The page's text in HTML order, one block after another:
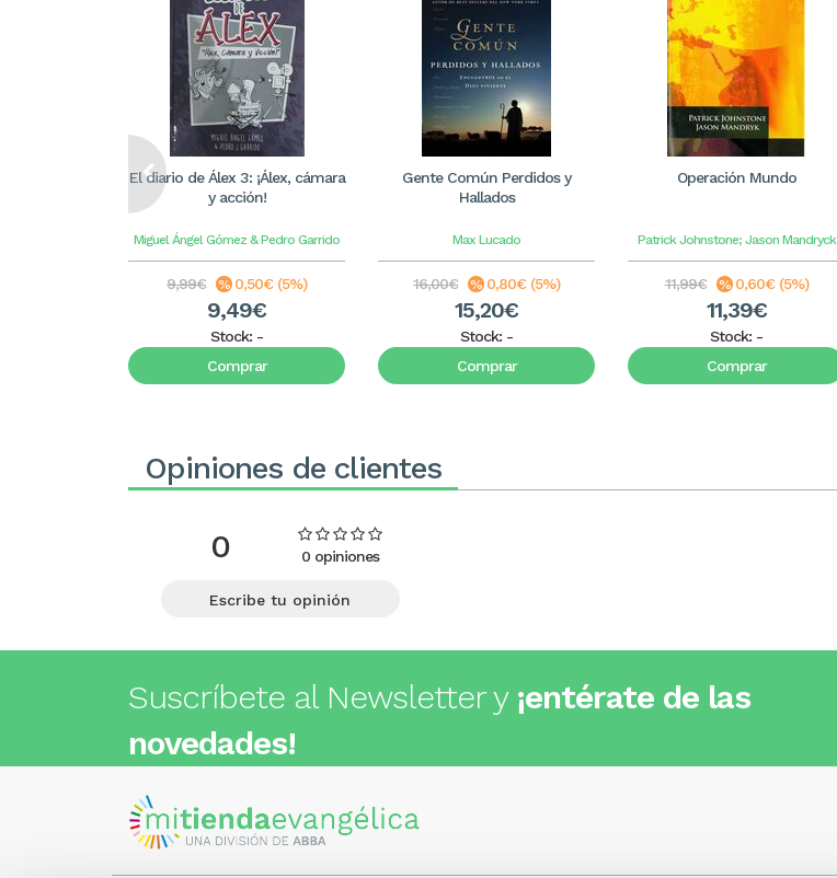
El diario de Álex 3: ¡Álex, cámara
y acción!
Miguel Ángel Gómez & Pedro Garrido
9,99€ 0,50€ (5%)
9,49€
Stock: -
Comprar
Gente Común Perdidos y
Hallados
Max Lucado
16,00€ 0,80€ (5%)
15,20€
Stock: -
Comprar
Operación Mundo
Patrick Johnstone; Jason Mandryck
11,99€ 0,60€ (5%)
11,39€
Stock: -
Comprar
Opiniones de clientes
0 0 opiniones
Escribe tu opinión
Suscríbete al Newsletter y ¡entérate de las
novedades!